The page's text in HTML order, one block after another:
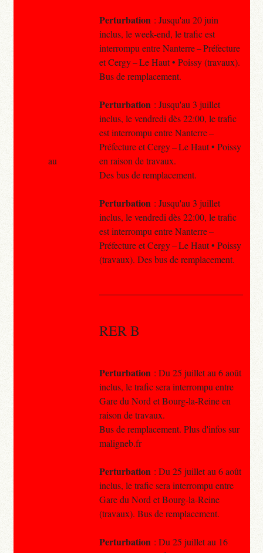
Perturbation : Jusqu'au 20 juin
inclus, le week-end, le trafic est
interrompu entre Nanterre – Préfecture
et Cergy – Le Haut • Poissy (travaux).
Bus de remplacement.
Perturbation : Jusqu'au 3 juillet
inclus, le vendredi dès 22:00, le trafic
est interrompu entre Nanterre –
Préfecture et Cergy – Le Haut • Poissy
en raison de travaux.
Des bus de remplacement.
Perturbation : Jusqu'au 3 juillet
inclus, le vendredi dès 22:00, le trafic
est interrompu entre Nanterre –
Préfecture et Cergy – Le Haut • Poissy
(travaux). Des bus de remplacement.
RER B
Perturbation : Du 25 juillet au 6 août
inclus, le trafic sera interrompu entre
Gare du Nord et Bourg-la-Reine en
raison de travaux.
Bus de remplacement. Plus d'infos sur
maligneb.fr
Perturbation : Du 25 juillet au 6 août
inclus, le trafic sera interrompu entre
Gare du Nord et Bourg-la-Reine
(travaux). Bus de remplacement.
Perturbation : Du 25 juillet au 16
au